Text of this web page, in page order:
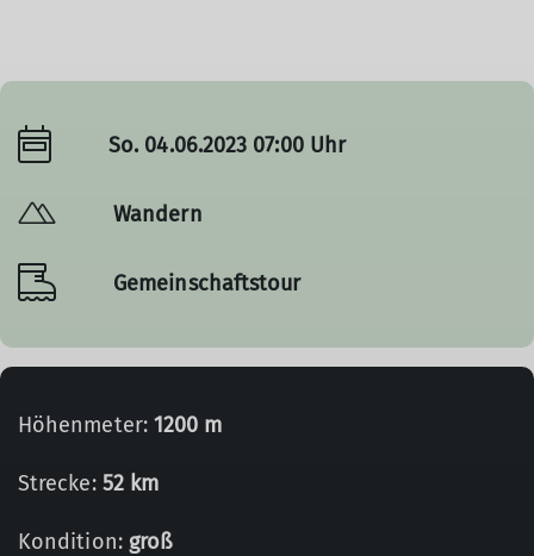
So. 04.06.2023 07:00 Uhr
Wandern
Gemeinschaftstour
Höhenmeter: 1200 m
Strecke: 52 km
Kondition: groß